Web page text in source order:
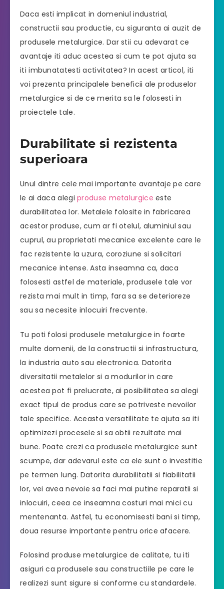
Daca esti implicat in domeniul industrial,
constructii sau productie, cu siguranta ai auzit de
produsele metalurgice. Dar stii cu adevarat ce
avantaje iti aduc acestea si cum te pot ajuta sa
iti imbunatatesti activitatea? In acest articol, iti
voi prezenta principalele beneficii ale produselor
metalurgice si de ce merita sa le folosesti in
proiectele tale.
Durabilitate si rezistenta
superioara
Unul dintre cele mai importante avantaje pe care
le ai daca alegiproduse metalurgice este
durabilitatea lor. Metalele folosite in fabricarea
acestor produse, cum ar fi otelul, aluminiul sau
cuprul, au proprietati mecanice excelente care le
fac rezistente la uzura, coroziune si solicitari
mecanice intense. Asta inseamna ca, daca
folosesti astfel de materiale, produsele tale vor
rezista mai mult in timp, fara sa se deterioreze
sau sa necesite inlocuiri frecvente.
Tu poti folosi produsele metalurgice in foarte
multe domenii, de la constructii si infrastructura,
la industria auto sau electronica. Datorita
diversitatii metalelor si a modurilor in care
acestea pot fi prelucrate, ai posibilitatea sa alegi
exact tipul de produs care se potriveste nevoilor
tale specifice. Aceasta versatilitate te ajuta sa iti
optimizezi procesele si sa obtii rezultate mai
bune. Poate crezi ca produsele metalurgice sunt
scumpe, dar adevarul este ca ele sunt o investitie
pe termen lung. Datorita durabilitatii si fiabilitatii
lor, vei avea nevoie sa faci mai putine reparatii si
inlocuiri, ceea ce inseamna costuri mai mici cu
mentenanta. Astfel, tu economisesti bani si timp,
doua resurse importante pentru orice afacere.
Folosind produse metalurgice de calitate, tu iti
asiguri ca produsele sau constructiile pe care le
realizezi sunt sigure si conforme cu standardele.